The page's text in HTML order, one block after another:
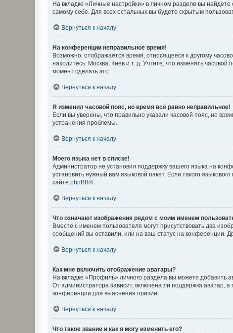
На вкладке «Личные настройки» в личном разделе вы
самому себе. Для всех остальных вы будете скрытым
Вернуться к началу
На конференции неправильное время!
Возможно, отображается время, относящееся к другому
находитесь: Москва, Киев и т. д. Учтите, что изменять
момент сделать это.
Вернуться к началу
Я изменил часовой пояс, но время всё равно неправильное!
Если вы уверены, что правильно указали часовой пояс, но
устранения проблемы.
Вернуться к началу
Моего языка нет в списке!
Администратор не установил поддержку вашего языка на
установить нужный вам языковой пакет. Если такого
сайте phpBB®.
Вернуться к началу
Что означают изображения рядом с моим именем
Вместе с именем пользователя могут присутствовать два
сообщений вы оставили, или на ваш статус на конференции.
Вернуться к началу
Как мне включить отображение аватары?
На вкладке «Профиль» личного раздела вы можете добавить
От администратора зависит, включена ли поддержка аватар,
конференции для выяснения причин.
Вернуться к началу
Что такое звание и как я могу изменить его?